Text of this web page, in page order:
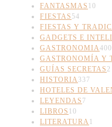
FANTASMAS 10
FIESTAS 54
FIESTAS Y
GADGETS E
GASTRONOMIA400
GASTRONOMÍA Y
GUÍAS SECRETAS 2
HISTORIA 337
HOTELES DE
LEYENDAS 7
LIBROS 10
LITERATURA 1